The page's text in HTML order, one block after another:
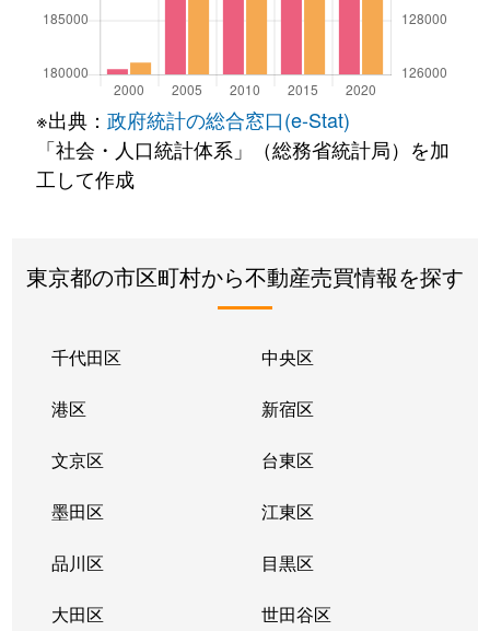
※出典： 政府統計の総合窓口(e-Stat)
「社会・人口統計体系」（総務省統計局）を加
工して作成
東京都の市区町村から不動産売買情報を探す
千代田区 中央区
港区 新宿区
文京区 台東区
墨田区 江東区
品川区 目黒区
大田区 世田谷区